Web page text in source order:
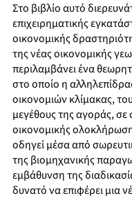
Στο βιβλίο αυτό
επιχειρηματικής
οικονομικής
της νέας οικονομικής
περιλαμβάνει ένα
στο οποίο η
οικονομιών κλίμακας,
μεγέθους της αγοράς,
οικονομικής
οδηγεί μέσα από
της βιομηχανικής
εμβάθυνση της
δυνατό να επιφέρει μια